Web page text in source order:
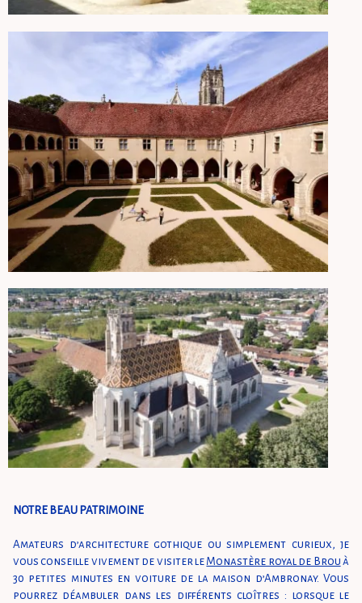
NOTRE BEAU PATRIMOINE
Amateurs d’architecture gothique ou simplement curieux, je
vous conseille vivement de visiter le Monastère royal de Brou à
30 petites minutes en voiture de la maison d’Ambronay. Vous
pourrez déambuler dans les différents cloîtres : lorsque le